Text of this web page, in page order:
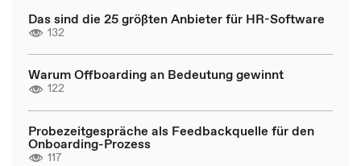
Das sind die 25 größten Anbieter für HR-Software
132
Warum Offboarding an Bedeutung gewinnt
122
Probezeitgespräche als Feedbackquelle für den
Onboarding-Prozess
117